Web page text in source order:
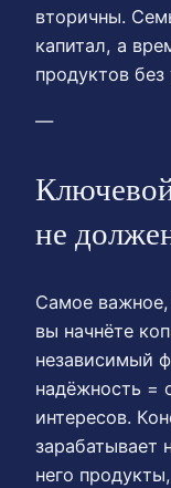
вторичны.
капитал, а
продуктов
—
не
Самое важное,
вы начнёте
независимый
надёжность =
интересов.
зарабатывает
него